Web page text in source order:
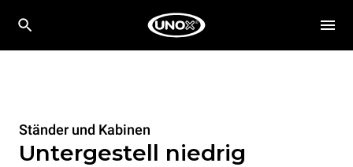
Ständer und Kabinen
Untergestell niedrig